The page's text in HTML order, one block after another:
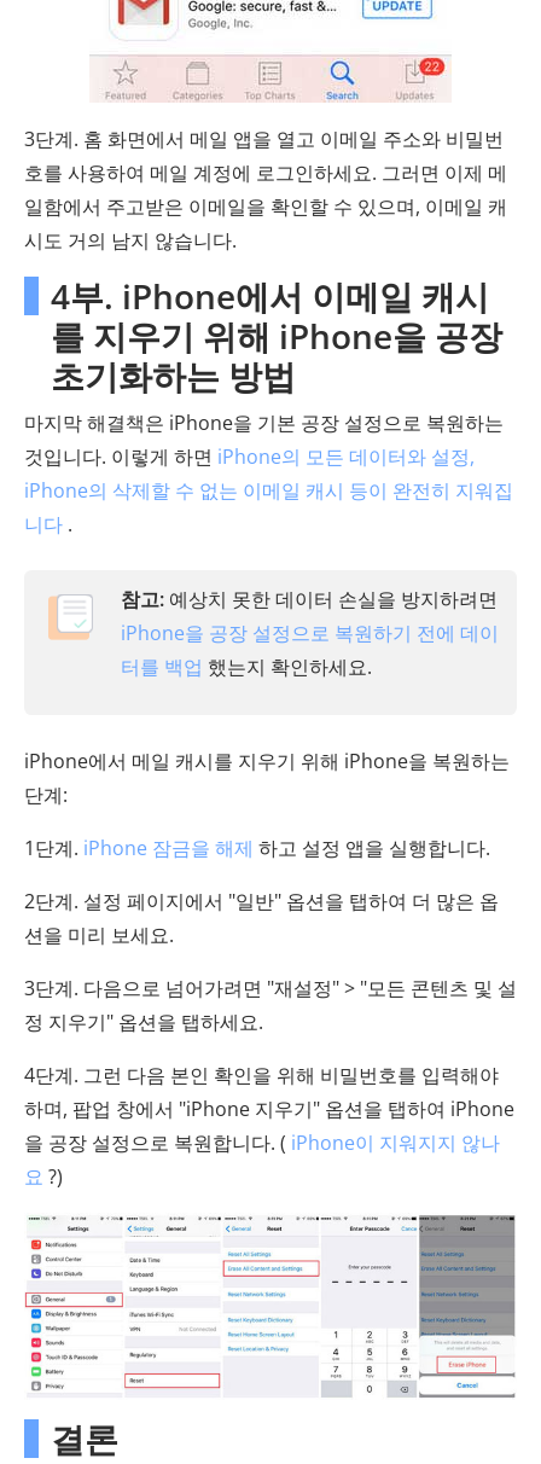
3단계. 홈 화면에서 메일 앱을 열고 이메일 주소와 비밀번
호를 사용하여 메일 계정에 로그인하세요. 그러면 이제 메
일함에서 주고받은 이메일을 확인할 수 있으며, 이메일 캐
시도 거의 남지 않습니다.
4부. iPhone에서 이메일 캐시
를 지우기 위해 iPhone을 공장
초기화하는 방법
마지막 해결책은 iPhone을 기본 공장 설정으로 복원하는
것입니다. 이렇게 하면 iPhone의 모든 데이터와 설정,
iPhone의 삭제할 수 없는 이메일 캐시 등이 완전히 지워집
니다 .
참고: 예상치 못한 데이터 손실을 방지하려면
iPhone을 공장 설정으로 복원하기 전에 데이
터를 백업 했는지 확인하세요.
iPhone에서 메일 캐시를 지우기 위해 iPhone을 복원하는
단계:
1단계. iPhone 잠금을 해제 하고 설정 앱을 실행합니다.
2단계. 설정 페이지에서 "일반" 옵션을 탭하여 더 많은 옵
션을 미리 보세요.
3단계. 다음으로 넘어가려면 "재설정" > "모든 콘텐츠 및 설
정 지우기" 옵션을 탭하세요.
4단계. 그런 다음 본인 확인을 위해 비밀번호를 입력해야
하며, 팝업 창에서 "iPhone 지우기" 옵션을 탭하여 iPhone
을 공장 설정으로 복원합니다. ( iPhone이 지워지지 않나
요 ?)
결론